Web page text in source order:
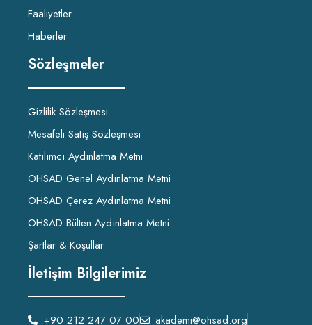
Faaliyetler
Haberler
Sözleşmeler
Gizlilik Sözleşmesi
Mesafeli Satış Sözleşmesi
Katılımcı Aydınlatma Metni
OHSAD Genel Aydınlatma Metni
OHSAD Çerez Aydınlatma Metni
OHSAD Bülten Aydınlatma Metni
Şartlar & Koşullar
İletişim Bilgilerimiz
+90 212 247 07 00 akademi@ohsad.org